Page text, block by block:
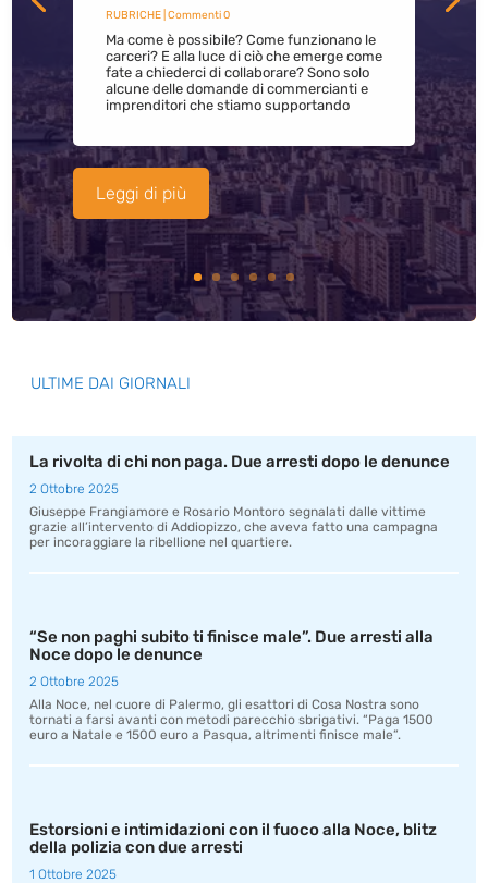
RUBRICHE| Commenti 0
Ma come è possibile? Come funzionano le
carceri? E alla luce di ciò che emerge come
fate a chiederci di collaborare? Sono solo
alcune delle domande di commercianti e
imprenditori che stiamo supportando
Leggi di più
ULTIME DAI GIORNALI
La rivolta di chi non paga. Due arresti dopo le denunce
2 Ottobre 2025
Giuseppe Frangiamore e Rosario Montoro segnalati dalle vittime
grazie all’intervento di Addiopizzo, che aveva fatto una campagna
per incoraggiare la ribellione nel quartiere.
“Se non paghi subito ti finisce male”. Due arresti alla
Noce dopo le denunce
2 Ottobre 2025
Alla Noce, nel cuore di Palermo, gli esattori di Cosa Nostra sono
tornati a farsi avanti con metodi parecchio sbrigativi. “Paga 1500
euro a Natale e 1500 euro a Pasqua, altrimenti finisce male”.
Estorsioni e intimidazioni con il fuoco alla Noce, blitz
della polizia con due arresti
1 Ottobre 2025